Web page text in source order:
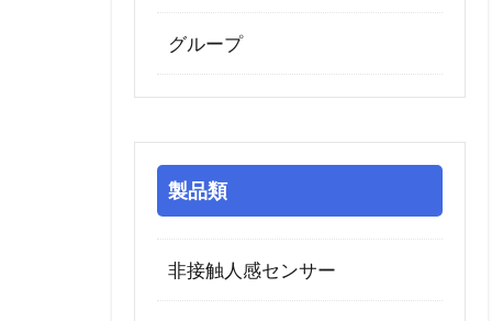
グループ
製品類
非接触人感センサー